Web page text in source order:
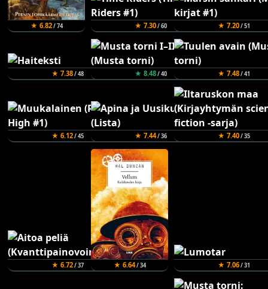
★ 6.82/ 74 ★ 7.30/ 60 ★ 7.20/ 51
★ 7.38/ 48 ★ 8.48/ 40 ★ 7.48/ 41
★ 6.12/ 45 ★ 7.44/ 36 ★ 7.40/ 35
★ 6.72/ 37 ★ 6.64/ 34 ★ 7.06/ 31